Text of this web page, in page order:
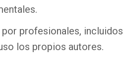
profesionales, incluidos
los propios autores.